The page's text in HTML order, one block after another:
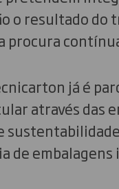
o resultado do
procura
já é
através das
de